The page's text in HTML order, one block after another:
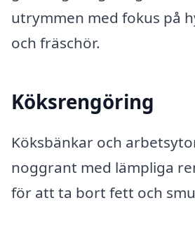
utrymmen med fokus på
och fräschör.
Köksrengöring
Köksbänkar och
noggrant med lämpliga
för att ta bort fett och